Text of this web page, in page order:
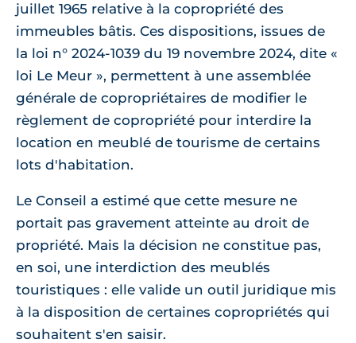
juillet 1965 relative à la copropriété des
immeubles bâtis. Ces dispositions, issues de
la loi n° 2024-1039 du 19 novembre 2024, dite «
loi Le Meur », permettent à une assemblée
générale de copropriétaires de modifier le
règlement de copropriété pour interdire la
location en meublé de tourisme de certains
lots d'habitation.
Le Conseil a estimé que cette mesure ne
portait pas gravement atteinte au droit de
propriété. Mais la décision ne constitue pas,
en soi, une interdiction des meublés
touristiques : elle valide un outil juridique mis
à la disposition de certaines copropriétés qui
souhaitent s'en saisir.